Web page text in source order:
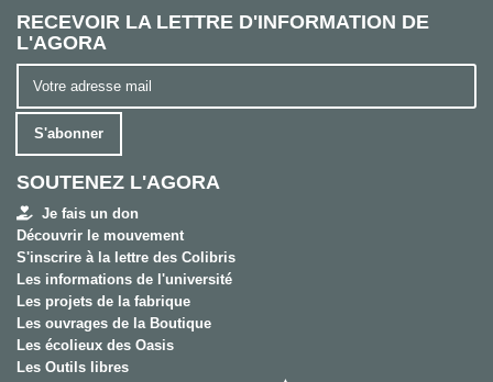
RECEVOIR LA LETTRE D'INFORMATION DE
L'AGORA
S'abonner
SOUTENEZ L'AGORA
Je fais un don
Découvrir le mouvement
S'inscrire à la lettre des Colibris
Les informations de l'université
Les projets de la fabrique
Les ouvrages de la Boutique
Les écolieux des Oasis
Les Outils libres